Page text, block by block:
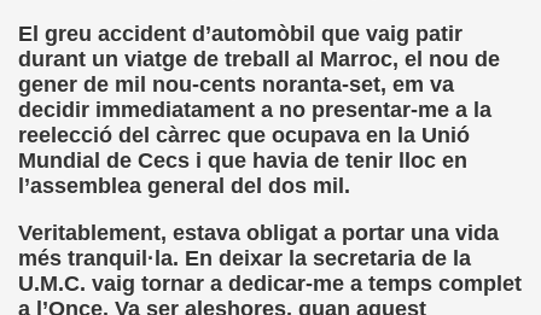
El greu accident d’automòbil que vaig patir
durant un viatge de treball al Marroc, el nou de
gener de mil nou-cents noranta-set, em va
decidir immediatament a no presentar-me a la
reelecció del càrrec que ocupava en la Unió
Mundial de Cecs i que havia de tenir lloc en
l’assemblea general del dos mil.
Veritablement, estava obligat a portar una vida
més tranquil·la. En deixar la secretaria de la
U.M.C. vaig tornar a dedicar-me a temps complet
a l’Once. Va ser aleshores, quan aquest
ONCE de Pontevedra (Blas Vázquez Rodríguez)
(Carmen Bonet Borrás)
de Lectura para los Ciegos (Eutiquio Cabrerizo)
Blas Sánchez)